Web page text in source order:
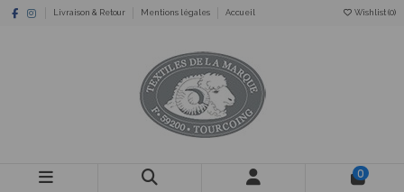
Livraison & Retour Mentions légales Accueil Wishlist (0)
0